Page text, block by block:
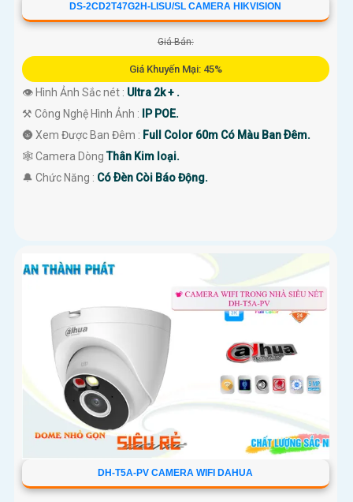
DS-2CD2T47G2H-LISU/SL CAMERA HIKVISION
Giá Bán:
Giá Khuyến Mại: 45%
👁 Hình Ảnh Sắc nét : Ultra 2k + .
⚒ Công Nghệ Hình Ảnh :
IP POE.
🌚 Xem Được Ban Đêm : Full Color 60m Có Màu Ban Ðêm.
🕸️ Camera DòngThân Kim loại.
️🔔 Chức Năng : Có Ðèn Còi Báo Động.
DH-T5A-PV CAMERA WIFI DAHUA